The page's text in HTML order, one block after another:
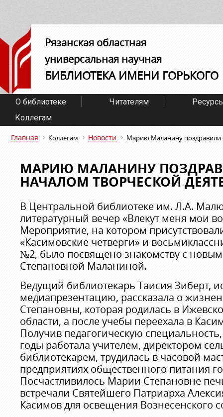
Рязанская областная
универсальная научная
БИБЛИОТЕКА ИМЕНИ ГОРЬКОГО
О библиотеке Читателям
Коллегам
Главная Коллегам Новости Марию Маланину поздравили
МАРИЮ МАЛАНИНУ
НАЧАЛОМ ТВОРЧЕСКОЙ
В Центральной библиотеке им. Л.А.
литературный вечер «Влекут меня мои
Мероприятие, на котором
«Касимовские четверги» и
№2, было посвящено знакомству с
Степановной Маланиной.
Ведущий библиотекарь Таисия Зиберт,
медиапрезентацию, рассказала о
Степановны, которая родилась в
области, а после учебы переехала в
Получив педагогическую
годы работала учителем, директором
библиотекарем, трудилась в часовой
предприятиях общественного питания
Посчастливилось Марии Степановне
встречали Святейшего Патриарха
Касимов для освещения Вознесенского